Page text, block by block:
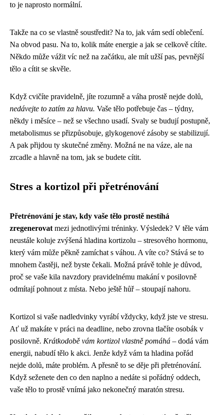
to je naprosto normální.
Takže na co se vlastně soustředit? Na to, jak vám sedí oblečení.
Na obvod pasu. Na to, kolik máte energie a jak se celkově cítíte.
Někdo může vážit víc než na začátku, ale mít užší pas, pevnější
tělo a cítit se skvěle.
Když cvičíte pravidelně, jíte rozumně a váha prostě nejde dolů,
nedávejte to zatím za hlavu. Vaše tělo potřebuje čas – týdny,
někdy i měsíce – než se všechno usadí. Svaly se budují postupně,
metabolismus se přizpůsobuje, glykogenové zásoby se stabilizují.
A pak přijdou ty skutečné změny. Možná ne na váze, ale na
zrcadle a hlavně na tom, jak se budete cítit.
Stres a kortizol při přetrénování
Přetrénování je stav, kdy vaše tělo prostě nestíhá
zregenerovat mezi jednotlivými tréninky. Výsledek? V těle vám
neustále koluje zvýšená hladina kortizolu – stresového hormonu,
který vám může pěkně zamíchat s váhou. A víte co? Stává se to
mnohem častěji, než byste čekali. Možná právě tohle je důvod,
proč se vaše kila navzdory pravidelnému makání v posilovně
odmítají pohnout z místa. Nebo ještě hůř – stoupají nahoru.
Kortizol si vaše nadledvinky vyrábí vždycky, když jste ve stresu.
Ať už makáte v práci na deadline, nebo zrovna tlačíte osobák v
posilovně. Krátkodobě vám kortizol vlastně pomáhá – dodá vám
energii, nabudí tělo k akci. Jenže když vám ta hladina pořád
nejde dolů, máte problém. A přesně to se děje při přetrénování.
Když seženete den co den naplno a nedáte si pořádný oddech,
vaše tělo to prostě vnímá jako nekonečný maratón stresu.